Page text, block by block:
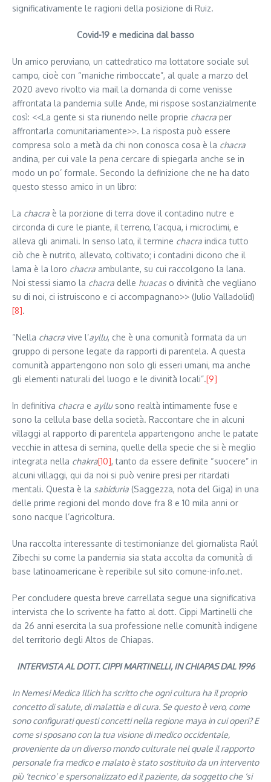
significativamente le ragioni della posizione di Ruiz.
Covid-19 e medicina dal basso
Un amico peruviano, un cattedratico ma lottatore sociale sul
campo, cioè con “maniche rimboccate”, al quale a marzo del
2020 avevo rivolto via mail la domanda di come venisse
affrontata la pandemia sulle Ande, mi rispose sostanzialmente
così: <<La gente si sta riunendo nelle proprie chacra per
affrontarla comunitariamente>>. La risposta può essere
compresa solo a metà da chi non conosca cosa è la chacra
andina, per cui vale la pena cercare di spiegarla anche se in
modo un po’ formale. Secondo la definizione che ne ha dato
questo stesso amico in un libro:
La chacra è la porzione di terra dove il contadino nutre e
circonda di cure le piante, il terreno, l’acqua, i microclimi, e
alleva gli animali. In senso lato, il termine chacra indica tutto
ciò che è nutrito, allevato, coltivato; i contadini dicono che il
lama è la loro chacra ambulante, su cui raccolgono la lana.
Noi stessi siamo la chacra delle huacas o divinità che vegliano
su di noi, ci istruiscono e ci accompagnano>> (Julio Valladolid)
[8].
“Nella chacra vive l’ayllu, che è una comunità formata da un
gruppo di persone legate da rapporti di parentela. A questa
comunità appartengono non solo gli esseri umani, ma anche
gli elementi naturali del luogo e le divinità locali”.[9]
In definitiva chacra e ayllusono realtà intimamente fuse e
sono la cellula base della società. Raccontare che in alcuni
villaggi al rapporto di parentela appartengono anche le patate
vecchie in attesa di semina, quelle della specie che si è meglio
integrata nella chakra[10], tanto da essere definite “suocere” in
alcuni villaggi, qui da noi si può venire presi per ritardati
mentali. Questa è la sabiduria (Saggezza, nota del Giga) in una
delle prime regioni del mondo dove fra 8 e 10 mila anni or
sono nacque l’agricoltura.
Una raccolta interessante di testimonianze del giornalista Raúl
Zibechi su come la pandemia sia stata accolta da comunità di
base latinoamericane è reperibile sul sito comune-info.net.
Per concludere questa breve carrellata segue una significativa
intervista che lo scrivente ha fatto al dott. Cippi Martinelli che
da 26 anni esercita la sua professione nelle comunità indigene
del territorio degli Altos de Chiapas.
INTERVISTA AL DOTT. CIPPI MARTINELLI, IN CHIAPAS DAL 1996
In Nemesi Medica Illich ha scritto che ogni cultura ha il proprio
concetto di salute, di malattia e di cura. Se questo è vero, come
sono configurati questi concetti nella regione maya in cui operi? E
come si sposano con la tua visione di medico occidentale,
proveniente da un diverso mondo culturale nel quale il rapporto
personale fra medico e malato è stato sostituito da un intervento
più ‘tecnico’ e spersonalizzato ed il paziente, da soggetto che ‘si